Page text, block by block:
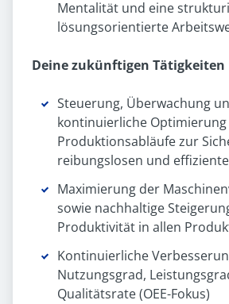
Mentalität und eine
lösungsorientierte
Deine zukünftigen Tätigkeiten
Steuerung, Überwachung
kontinuierliche
Produktionsabläufe zur
reibungslosen und
Maximierung der
sowie nachhaltige
Produktivität in allen
Kontinuierliche
Nutzungsgrad,
Qualitätsrate (OEE-Fokus)